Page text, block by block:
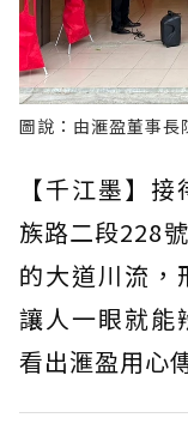
圖說：由滙盈董事長
【千江墨】
族路二段228
的大道川流，
讓人一眼就能
看出滙盈用心